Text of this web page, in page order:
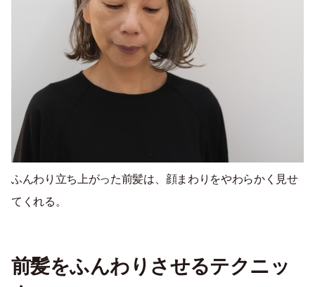
ふんわり立ち上がった前髪は、顔まわりをやわらかく見せ
てくれる。
前髪をふんわりさせるテクニッ